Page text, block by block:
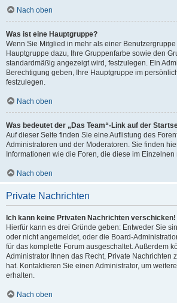
Nach oben
Was ist eine Hauptgruppe?
Wenn Sie Mitglied in mehr als einer
Hauptgruppe dazu, Ihre Gruppenfarbe sowie den
standardmäßig angezeigt wird, festzulegen. Ein
Berechtigung geben, Ihre Hauptgruppe im
festzulegen.
Nach oben
Was bedeutet der „Das Team“-Link auf der
Auf dieser Seite finden Sie eine Auflistung des
Administratoren und der Moderatoren. Sie finden
Informationen wie die Foren, die diese im
Nach oben
Private Nachrichten
Ich kann keine Privaten Nachrichten verschicken!
Hierfür kann es drei Gründe geben: Entweder Sie
oder nicht angemeldet, oder die Board-
für das komplette Forum ausgeschaltet. Außerdem
Administrator Ihnen das Recht, Private Nachrichten
hat. Kontaktieren Sie einen Administrator, um
erhalten.
Nach oben